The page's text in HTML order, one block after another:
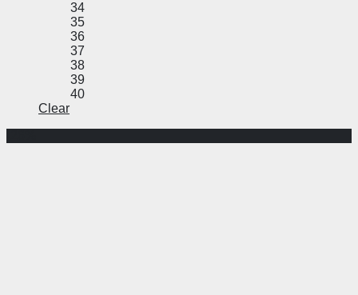
34
35
36
37
38
39
40
Clear